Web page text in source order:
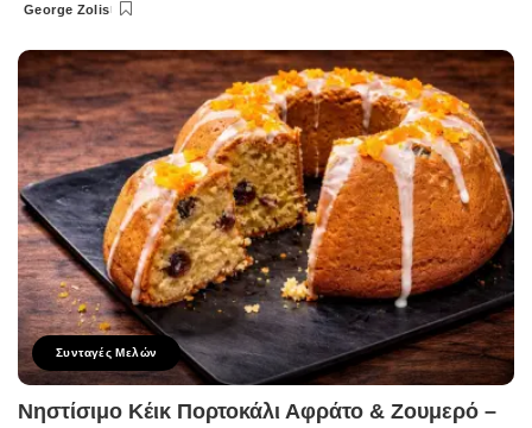
Posted
George Zolis
Συνταγές Μελών
Νηστίσιμο Κέικ Πορτοκάλι Αφράτο & Ζουμερό –